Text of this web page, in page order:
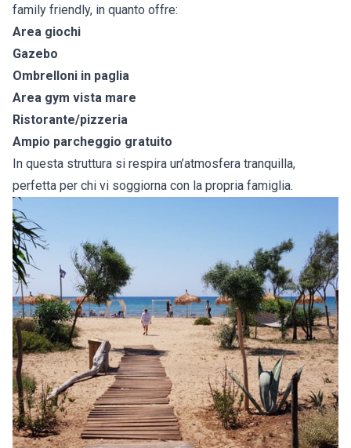
family friendly, in quanto offre:
Area giochi
Gazebo
Ombrelloni in paglia
Area gym vista mare
Ristorante/pizzeria
Ampio parcheggio gratuito
In questa struttura si respira un’atmosfera tranquilla,
perfetta per chi vi soggiorna con la propria famiglia.